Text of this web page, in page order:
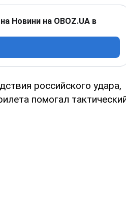
Новини на OBOZ.UA в
российского удара,
помогал